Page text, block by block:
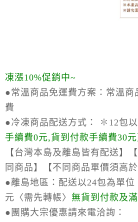
凍漲10%促銷中~
●常溫商品免運費方案： 常溫商
費
●冷凍商品配送方式：
✽12包
手續費0元,貨到付款手續費30元
【台灣本島及離島皆有配送】
同商品】【不同商品單價須高
●離島地區： 配送以24包為單
元〈需先轉帳〉 無貨到付款及
● 團購大宗優惠請來電洽詢：